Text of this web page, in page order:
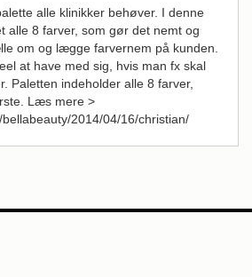
alle klinikker behøver. I denne
alle 8 farver, som gør det nemt og
om og lægge farvernem på kunden.
at have med sig, hvis man fx skal
Paletten indeholder alle 8 farver,
Læs mere >
2014/04/16/christian/